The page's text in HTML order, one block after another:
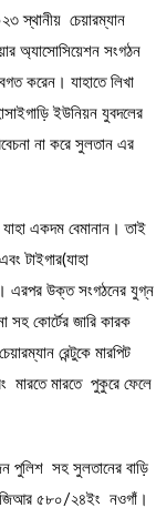
স্থানীয় চেয়ারম্যান
অ্যাসোসিয়েশন সংগঠন
করেন। যাহাতে লিখা
ইউনিয়ন যুবদলের
না করে সুলতান এর
একদম বেমানান। তাই
টাইগার(যাহা
এরপর উক্ত সংগঠনের যুগ্ন
সহ কোর্টের জারি কারক
রেন্টুকে মারপিট
মারতে মারতে পুকুরে ফেলে
পুলিশ সহ সুলতানের বাড়ি
জিআর ৫৮০/২৪ইং নওগাঁ।